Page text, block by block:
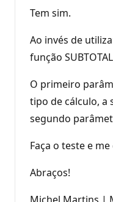
Tem sim.
Ao invés de
função
O primeiro
tipo de cálculo, a
segundo
Faça o teste e
Abraços!
Michel Martins |